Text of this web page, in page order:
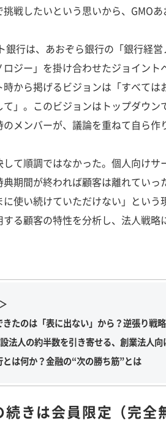
戦したいという思いから、GMOあ
銀行は、あおぞら銀行の「銀行経
ロジー」を掛け合わせたジョイン
から掲げるビジョンは「すべては
」。このビジョンはトップダウン
メンバーが、議論を重ねて自ら作
て順調ではなかった。個人向けサ
期間が終われば顧客は離れてい
使い続けていただけない」という
る顧客の特性を分析し、法人戦略
きたのは「表に出ない」から？逆張り戦
法人の約半数を引き寄せる、創業法人
とは何か？金融の“次の勝ち筋”とは
続きは会員限定（完全